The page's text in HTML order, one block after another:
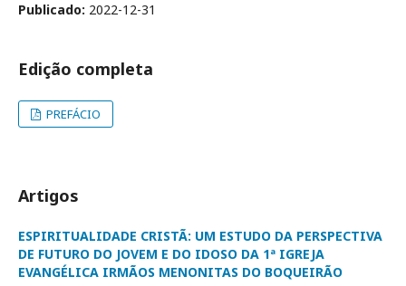
Publicado: 2022-12-31
Edição completa
PREFÁCIO
Artigos
ESPIRITUALIDADE CRISTÃ: UM ESTUDO DA PERSPECTIVA
DE FUTURO DO JOVEM E DO IDOSO DA 1ª IGREJA
EVANGÉLICA IRMÃOS MENONITAS DO BOQUEIRÃO